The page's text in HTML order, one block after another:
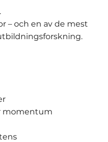
– och en av de mest
momentum